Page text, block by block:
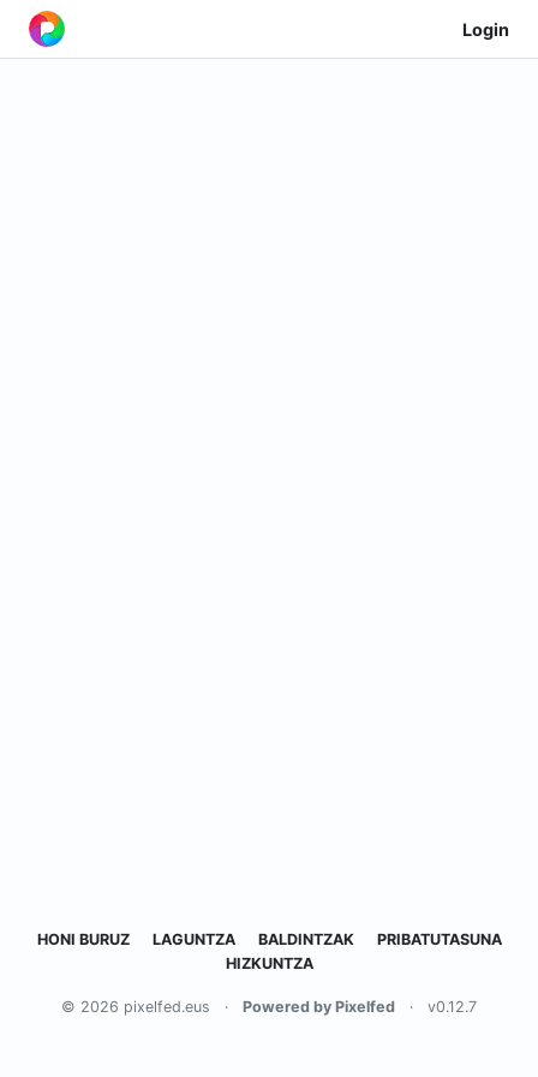
Login
HONI BURUZ LAGUNTZA BALDINTZAK
PRIBATUTASUNA
HIZKUNTZA
© 2026 pixelfed.eus · Powered by Pixelfed · v0.12.7